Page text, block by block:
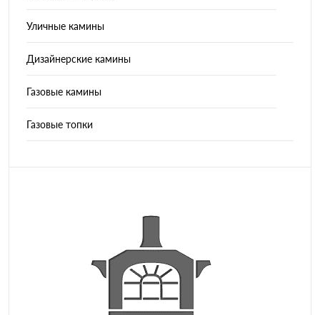
Уличные камины
Дизайнерские камины
Газовые камины
Газовые топки